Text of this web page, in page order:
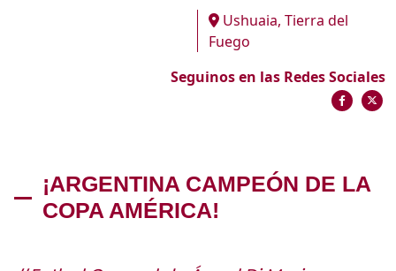
Ushuaia, Tierra del
Fuego
Seguinos en las Redes Sociales
¡ARGENTINA CAMPEÓN DE LA
COPA AMÉRICA!